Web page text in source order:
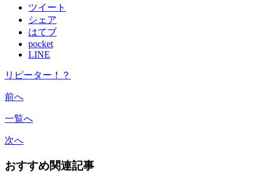
ツイート
シェア
はてブ
pocket
LINE
リピーター！？
前へ
一覧へ
次へ
おすすめ関連記事